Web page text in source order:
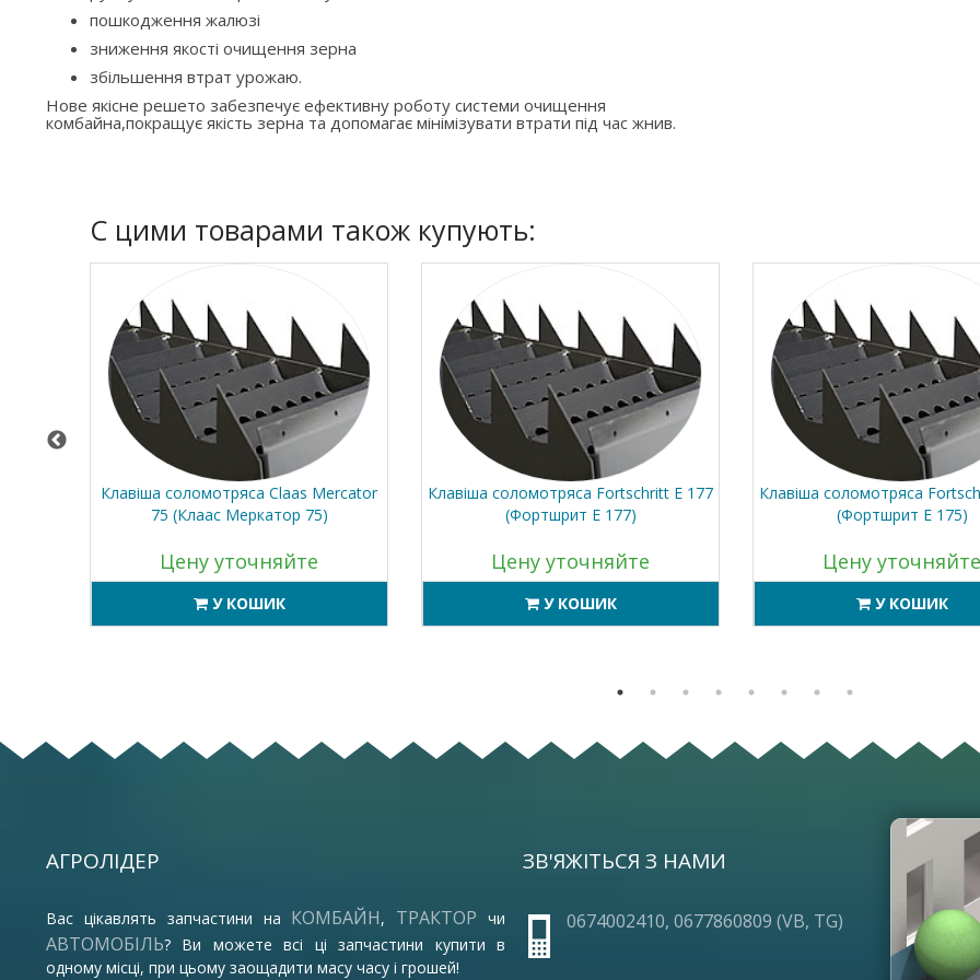
пошкодження жалюзі
зниження якості очищення зерна
збільшення втрат урожаю.
Нове якісне решето забезпечує ефективну роботу системи очищення
комбайна,покращує якість зерна та допомагає мінімізувати втрати під час жнив.
C цими товарами також купують:
Клавіша соломотряса Claas Mercator
75 (Клаас Меркатор 75)
Цену уточняйте
У КОШИК
Клавіша соломотряса Fortschritt E 177
(Фортшрит Е 177)
Цену уточняйте
У КОШИК
Клавіша соломотряса
(Фортшрит Е 175)
Цену уточняйте
У КОШИК
АГРОЛІДЕР
Вас цікавлять запчастини на КОМБАЙН, ТРАКТОРчи
АВТОМОБІЛЬ? Ви можете всі ці запчастини купити в
одному місці, при цьому заощадити масу часу і грошей!
ЗВ'ЯЖІТЬСЯ З НАМИ
0674002410, 0677860809 (VB, TG)
ПРО